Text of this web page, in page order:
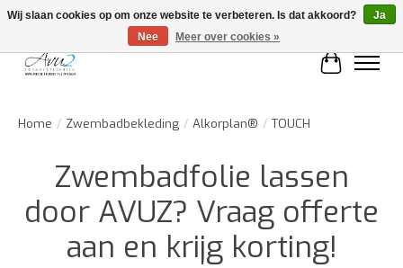
Home / Zwembadbekleding / Alkorplan® / TOUCH
Zwembadfolie lassen
door AVUZ? Vraag offerte
aan en krijg korting!
Wij slaan cookies op om onze website te verbeteren. Is dat akkoord?
Ja
Nee
Meer over cookies »